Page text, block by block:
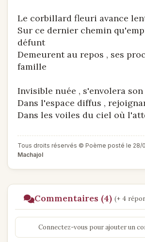
Le corbillard fleuri avance
Sur ce dernier chemin
défunt
Demeurent au repos , ses
famille
Invisible nuée , s'envolera son
Dans l'espace diffus ,
Dans les voiles du ciel où
Tous droits réservés © Poème posté le 28/
Machajol
Commentaires (4) (+ 4
Connectez-vous pour ajouter un